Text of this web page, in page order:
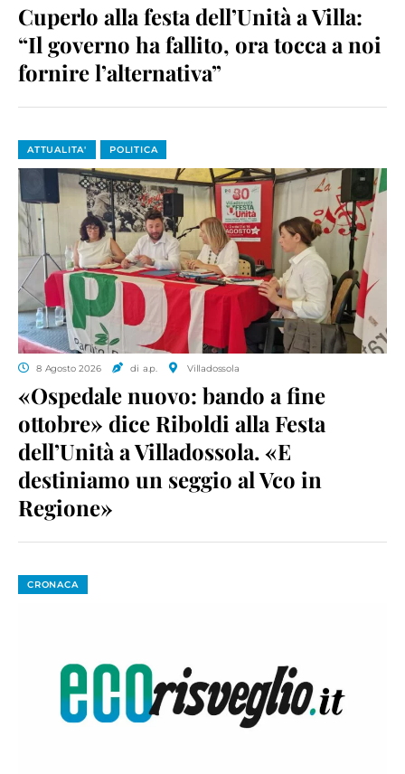
Cuperlo alla festa dell’Unità a Villa:
“Il governo ha fallito, ora tocca a noi
fornire l’alternativa”
ATTUALITA' POLITICA
8 Agosto 2026 di a.p. Villadossola
«Ospedale nuovo: bando a fine
ottobre» dice Riboldi alla Festa
dell’Unità a Villadossola. «E
destiniamo un seggio al Vco in
Regione»
CRONACA